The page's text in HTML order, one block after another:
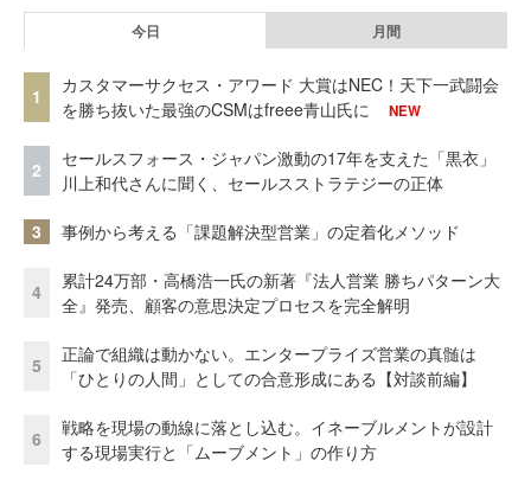
今日 月間
1
カスタマーサクセス・アワード 大賞はNEC！天下一武闘会
を勝ち抜いた最強のCSMはfreee青山氏に
NEW
2
セールスフォース・ジャパン激動の17年を支えた「黒衣」
川上和代さんに聞く、セールスストラテジーの正体
3 事例から考える「課題解決型営業」の定着化メソッド
4
累計24万部・高橋浩一氏の新著『法人営業 勝ちパターン大
全』発売、顧客の意思決定プロセスを完全解明
5
正論で組織は動かない。エンタープライズ営業の真髄は
「ひとりの人間」としての合意形成にある【対談前編】
6
戦略を現場の動線に落とし込む。イネーブルメントが設計
する現場実行と「ムーブメント」の作り方